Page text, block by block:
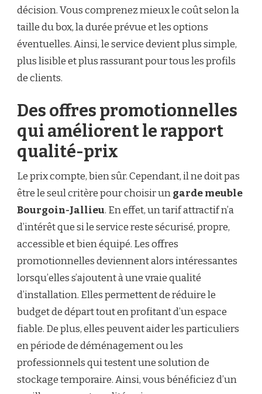
décision. Vous comprenez mieux le coût selon la
taille du box, la durée prévue et les options
éventuelles. Ainsi, le service devient plus simple,
plus lisible et plus rassurant pour tous les profils
de clients.
Des offres promotionnelles
qui améliorent le rapport
qualité-prix
Le prix compte, bien sûr. Cependant, il ne doit pas
être le seul critère pour choisir ungarde meuble
Bourgoin-Jallieu. En effet, un tarif attractif n’a
d’intérêt que si le service reste sécurisé, propre,
accessible et bien équipé. Les offres
promotionnelles deviennent alors intéressantes
lorsqu’elles s’ajoutent à une vraie qualité
d’installation. Elles permettent de réduire le
budget de départ tout en profitant d’un espace
fiable. De plus, elles peuvent aider les particuliers
en période de déménagement ou les
professionnels qui testent une solution de
stockage temporaire. Ainsi, vous bénéficiez d’un